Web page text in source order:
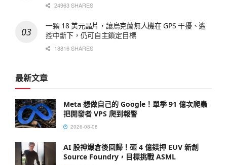
24963 SHARES
一顆 18 美元晶片，讓烏克蘭無人機在 GPS 干擾、遙
控中斷下，仍可自主鎖定目標
18816 SHARES
最新文章
Meta 想做自己的 Google！單季 91 億次爬蟲
把開發者 VPS 爬到報警
2026-08-08
AI 股神爆倉後回歸！砸 4 億鎂押 EUV 新創
Source Foundry，目標挑戰 ASML